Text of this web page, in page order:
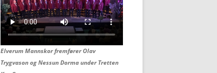
Elverum Mannskor fremfører Olav
Trygvason ogNessun Dorma under Tretten